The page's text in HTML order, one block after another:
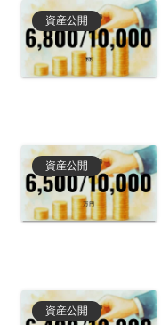
資産公開
資産公開
資産公開